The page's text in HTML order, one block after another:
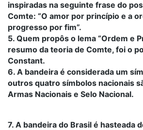
inspiradas na seguinte frase do
Comte: “O amor por princípio e a
progresso por fim”.
5. Quem propôs o lema “Ordem e
resumo da teoria de Comte, foi o
Constant.
6. A bandeira é considerada um
outros quatro símbolos nacionais
Armas Nacionais e Selo Nacional.
7. A bandeira do Brasil é hasteada